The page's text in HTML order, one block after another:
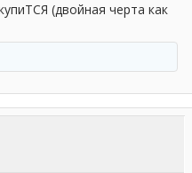
(двойная черта как